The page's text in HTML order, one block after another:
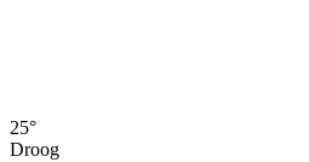
25°
Droog